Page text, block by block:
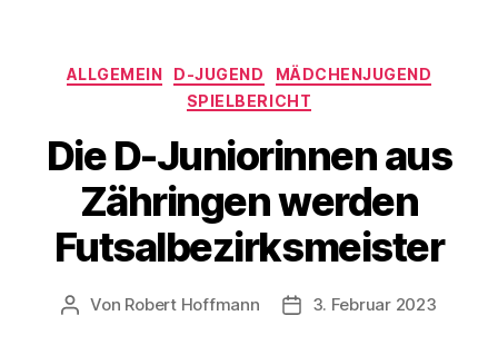
Kategorien
ALLGEMEIN D-JUGEND
MÄDCHENJUGEND
SPIELBERICHT
Die D-Juniorinnen aus
Zähringen werden
Futsalbezirksmeister
Beitragsautor
Von Robert Hoffmann Veröffentlichungsdatum
3. Februar 2023